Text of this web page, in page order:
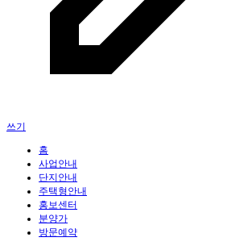
쓰기
홈
사업안내
단지안내
주택형안내
홍보센터
분양가
방문예약